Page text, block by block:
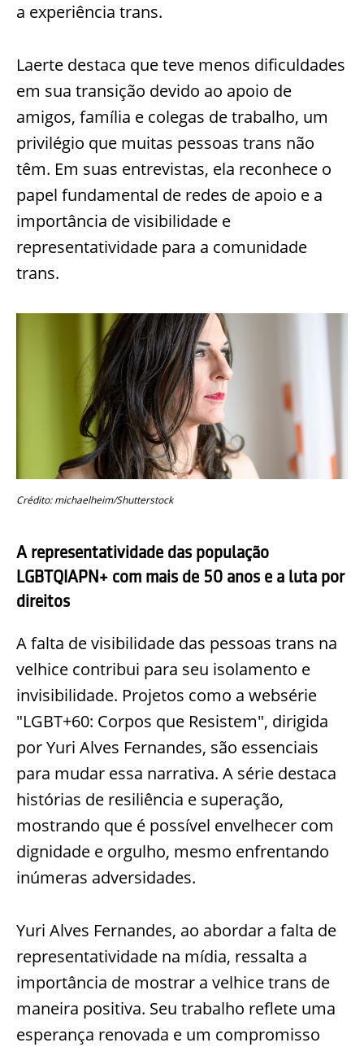
a experiência trans.
Laerte destaca que teve menos dificuldades
em sua transição devido ao apoio de
amigos, família e colegas de trabalho, um
privilégio que muitas pessoas trans não
têm. Em suas entrevistas, ela reconhece o
papel fundamental de redes de apoio e a
importância de visibilidade e
representatividade para a comunidade
trans.
Crédito: michaelheim/Shutterstock
A representatividade das população
LGBTQIAPN+ com mais de 50 anos e a luta por
direitos
A falta de visibilidade das pessoas trans na
velhice contribui para seu isolamento e
invisibilidade. Projetos como a websérie
"LGBT+60: Corpos que Resistem", dirigida
por Yuri Alves Fernandes, são essenciais
para mudar essa narrativa. A série destaca
histórias de resiliência e superação,
mostrando que é possível envelhecer com
dignidade e orgulho, mesmo enfrentando
inúmeras adversidades.
Yuri Alves Fernandes, ao abordar a falta de
representatividade na mídia, ressalta a
importância de mostrar a velhice trans de
maneira positiva. Seu trabalho reflete uma
esperança renovada e um compromisso